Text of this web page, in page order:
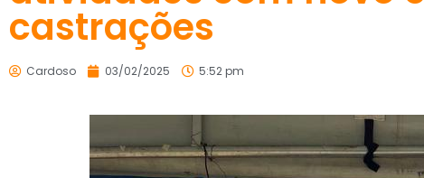
castrações
Cardoso 03/02/2025 5:52 pm